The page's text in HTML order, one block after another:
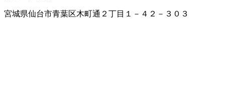
宮城県仙台市青葉区木町通２丁目１－４２－３０３